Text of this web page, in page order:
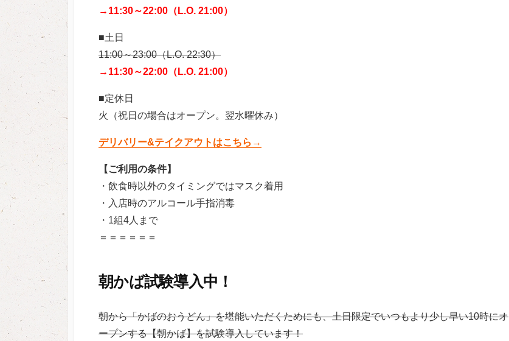
→11:30～22:00（L.O. 21:00）
■土日
11:00～23:00（L.O. 22:30）
→11:30～22:00（L.O. 21:00）
■定休日
火（祝日の場合はオープン。翌水曜休み）
デリバリー&テイクアウトはこちら→
【ご利用の条件】
・飲食時以外のタイミングではマスク着用
・入店時のアルコール手指消毒
・1組4人まで
＝＝＝＝＝＝
朝かば試験導入中！
朝から「かばのおうどん」を堪能いただくためにも、土日限定でいつもより少し早い10時にオ
ープンする【朝かば】を試験導入しています！